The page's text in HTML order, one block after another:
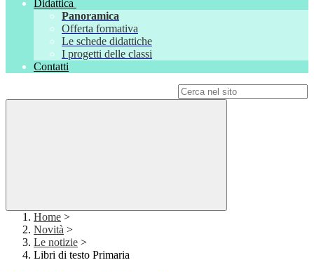
Didattica
Panoramica
Offerta formativa
Le schede didattiche
I progetti delle classi
Contatti
Home >
Novità >
Le notizie >
Libri di testo Primaria